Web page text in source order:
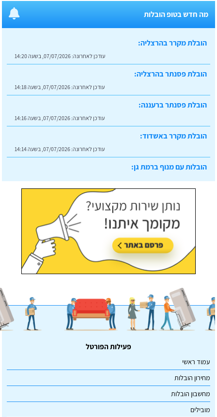
מה חדש בטופ הובלות
הובלת פסנתר בהרצליה:
הובלת פסנתר ברעננה:
הובלת מקרר באשדוד:
הובלות עם מנוף ברמת גן:
פעילות הפורטל
עמוד ראשי
מחירון הובלות
מחשבון הובלות
מובילים